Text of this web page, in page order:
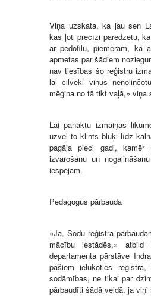
Viņa uzskata, ka jau sen
kas ļoti precīzi paredzētu,
ar pedofilu, piemēram, kā
apmetas par šādiem
nav tiesības šo reģistru
lai cilvēki viņus
mēģina no tā tikt vaļā,» viņa
Lai panāktu izmaiņas
uzveļ to klints bluķi līdz
pagāja pieci gadi, kamēr
izvarošanu un
iespējām.
Pedagogus pārbauda
«Jā, Sodu reģistrā
mācību iestādēs,»
departamenta pārstāve
pašiem ielūkoties
sodāmības, ne tikai par
pārbaudīti šādā veidā, ja